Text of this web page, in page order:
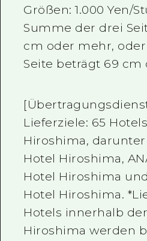
Größen: 1.000 Yen/
Summe der drei
cm oder mehr,
Seite beträgt 69 cm
Lieferziele: 65
Hiroshima,
Hotel Hiroshima,
Hotel Hiroshima und
Hotel Hiroshima.
Hotels innerhalb
Hiroshima werden